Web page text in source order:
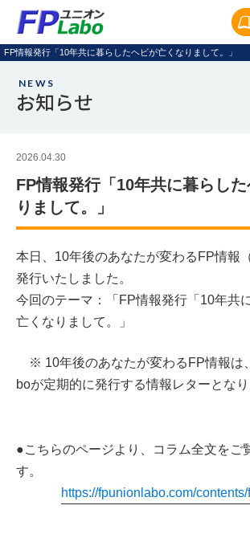
FP情報発行「10年共に暮らしたヘビが亡くなりまして。」
NEWS
お知らせ
2026.04.30
FP情報発行「10年共に暮らし
りまして。」
本日、10年後のあなたが変わるFP情報
発行いたしました。
今回のテーマ：「FP情報発行「10年共
亡くなりまして。」
※ 10年後のあなたが変わるFP情報は
boが定期的に発行する情報レターとなり
●こちらのページより、コラム全文をご
す。
https://fpunionlabo.com/